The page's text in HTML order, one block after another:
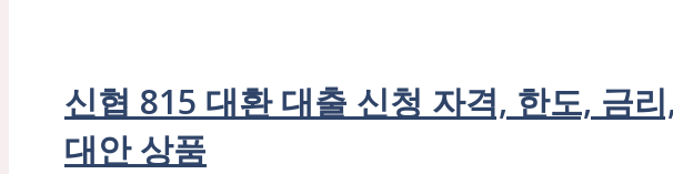
신협 815 대환 대출 신청 자격, 한도, 금
대안 상품